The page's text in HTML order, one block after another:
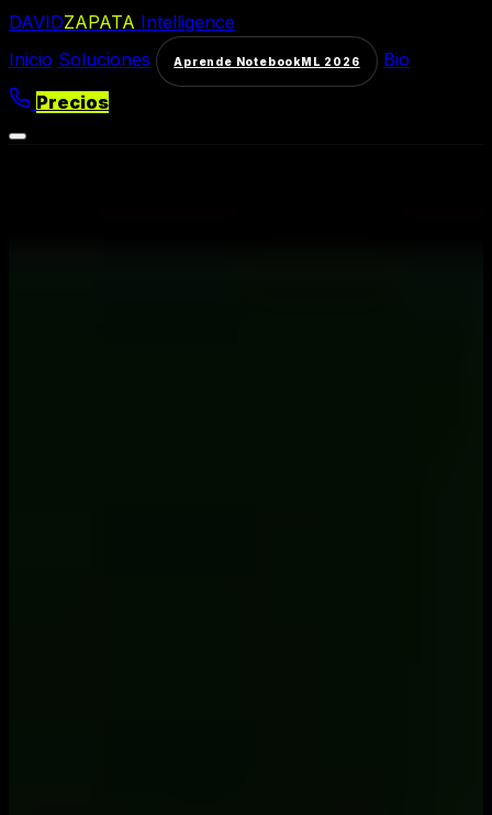
DAVIDZAPATA Intelligence
Inicio Soluciones Aprende NotebookML 2026
Bio
Precios